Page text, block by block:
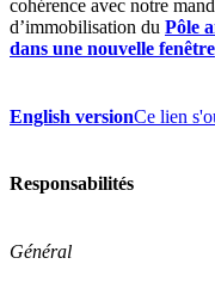
cohérence avec notre
d’immobilisation du Pôle
dans une nouvelle fenêtre
English versionCe lien
Responsabilités
Général